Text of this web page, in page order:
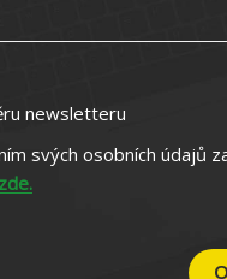
newsletteru
svých osobních údajů
zde.